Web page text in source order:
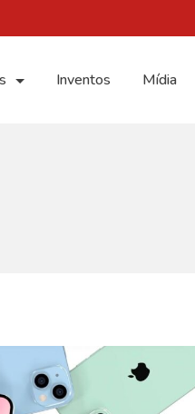
Inventos Mídia